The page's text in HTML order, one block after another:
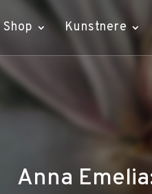
Shop Kunstnere
Anna